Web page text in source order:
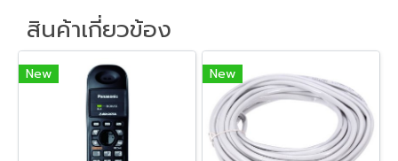
สินค้าเกี่ยวข้อง
New New